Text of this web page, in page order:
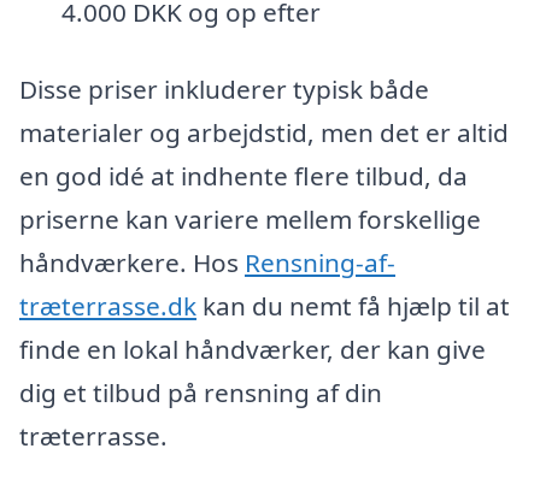
4.000 DKK og op efter
Disse priser inkluderer typisk både
materialer og arbejdstid, men det er altid
en god idé at indhente flere tilbud, da
priserne kan variere mellem forskellige
håndværkere. Hos Rensning-af-
træterrasse.dk kan du nemt få hjælp til at
finde en lokal håndværker, der kan give
dig et tilbud på rensning af din
træterrasse.